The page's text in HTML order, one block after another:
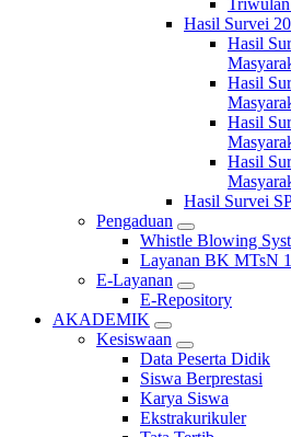
Hasil Survei
Hasil
Hasil
Hasil
Hasil
Hasil Survei
Pengaduan
Whistle Blowing
Layanan BK MTsN 1
E-Layanan
E-Repository
AKADEMIK
Kesiswaan
Data Peserta Didik
Siswa Berprestasi
Karya Siswa
Ekstrakurikuler